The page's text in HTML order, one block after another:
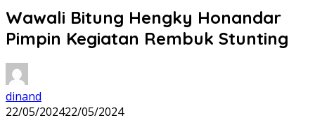
Wawali Bitung Hengky Honandar
Pimpin Kegiatan Rembuk Stunting
dinand
22/05/202422/05/2024